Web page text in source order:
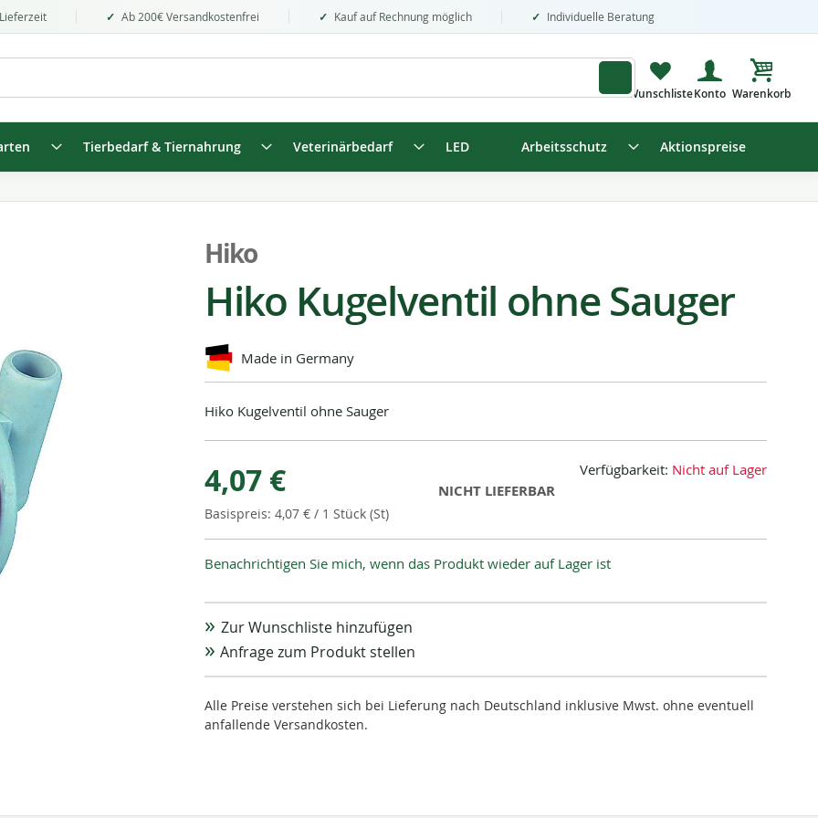
Ab 200€ Versandkostenfrei Kauf auf Rechnung möglich Individuelle Beratung
Mein
Tierbedarf & Tiernahrung Veterinärbedarf LED Arbeitsschutz Aktionspreise
Hiko
Hiko Kugelventil ohne Sauger
Made in Germany
Hiko Kugelventil ohne Sauger
4,07 €
4,07 € / 1 Stück (St)
Verfügbarkeit: Nicht auf Lager
NICHT LIEFERBAR
Benachrichtigen Sie mich, wenn das Produkt wieder auf Lager ist
Zur Wunschliste hinzufügen
Anfrage zum Produkt stellen
Alle Preise verstehen sich bei Lieferung nach Deutschland inklusive Mwst. ohne eventuell
anfallende Versandkosten.